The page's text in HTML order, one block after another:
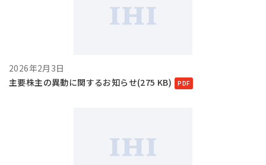
2026年2月3日
主要株主の異動に関するお知らせ(275 KB)